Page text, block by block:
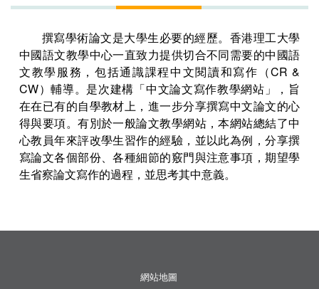
撰寫學術論文是大學生必要的經歷。香港理工大學
中國語文教學中心一直致力提供切合不同需要的中國語
文教學服務，包括通識課程中文閱讀和寫作（CR &
CW）輔導。是次建構「中文論文寫作教學網站」，旨
在在已有的自學教材上，進一步分享撰寫中文論文的心
得與要項。有別於一般論文教學網站，本網站總結了中
心教員年來評改學生習作的經驗，並以此為例，分享撰
寫論文各個部份、各種細節的竅門與注意事項，期望學
生省察論文寫作的過程，並思考其中意義。
網站地圖